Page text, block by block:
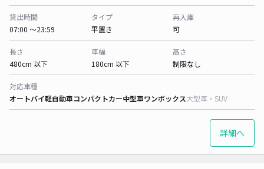
貸出時間
07:00 〜23:59
タイプ
平置き
再入庫
可
長さ
480cm 以下
車幅
180cm 以下
高さ
制限なし
対応車種
オートバイ軽自動車コンパクトカー中型車ワンボックス大型車・SUV
詳細へ